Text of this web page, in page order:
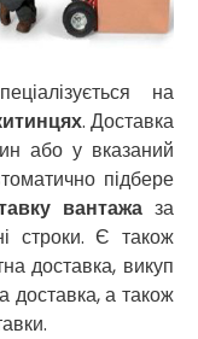
на
. Доставка
або у вказаний
підбере
вантажаза
строки. Є також
доставка, викуп
доставка, а також